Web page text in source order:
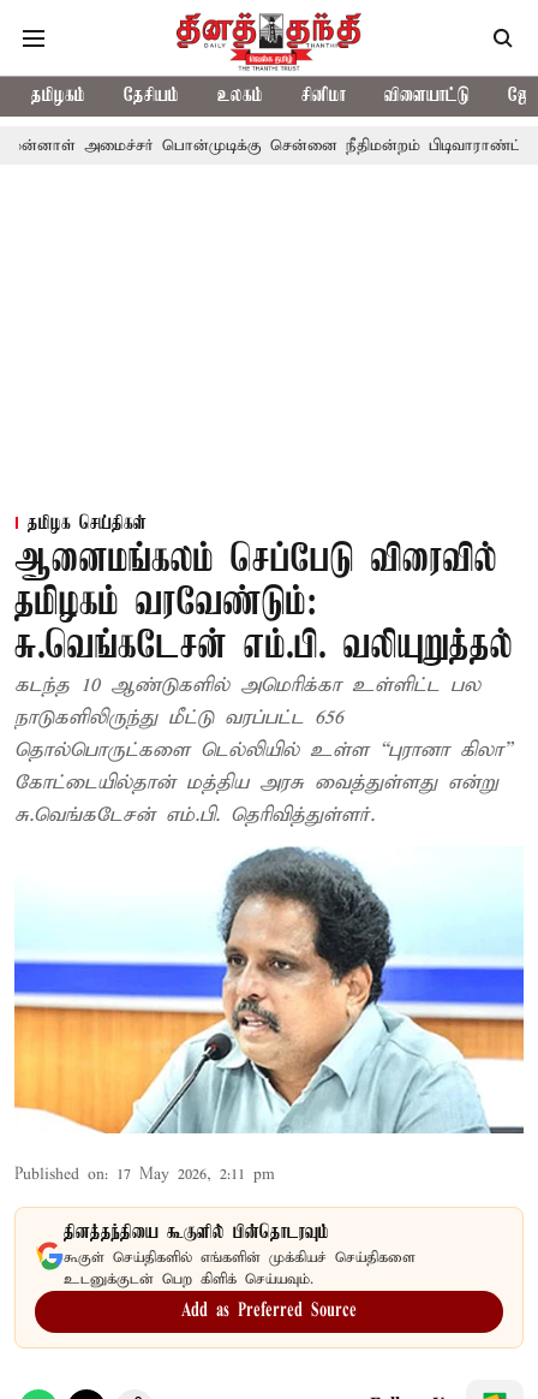
தமிழகம் தேசியம் உலகம் சினிமா விளையாட்டு
பொன்முடிக்கு சென்னை நீதிமன்றம் பிடிவாராண்ட்
தமிழக செய்திகள்
ஆனைமங்கலம் செப்பேடு விரைவில்
தமிழகம் வரவேண்டும்:
சு.வெங்கடேசன் எம்.பி. வலியுறுத்தல்
கடந்த 10 ஆண்டுகளில் அமெரிக்கா உள்ளிட்ட பல
நாடுகளிலிருந்து மீட்டு வரப்பட்ட 656
தொல்பொருட்களை டெல்லியில் உள்ள “புரானா கிலா”
கோட்டையில்தான் மத்திய அரசு வைத்துள்ளது என்று
சு.வெங்கடேசன் எம்.பி. தெரிவித்துள்ளர்.
Published on: 17 May 2026, 2:11 pm
தினத்தந்தியை கூகுளில் பின்தொடரவும்
கூகுள் செய்திகளில் எங்களின் முக்கியச் செய்திகளை
உடனுக்குடன் பெற கிளிக் செய்யவும்.
Add as Preferred Source